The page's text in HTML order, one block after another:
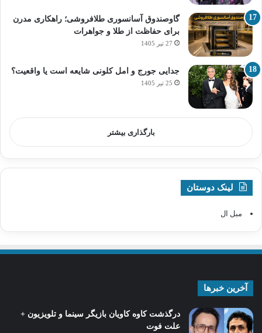
گاوصندوق آسانسوری طلافروشی؛ راهکاری مدرن
برای حفاظت از طلا و جواهرات
27 تیر 1405
جدایی جورج و امل کلونی شایعه است یا واقعیت؟
25 تیر 1405
بارگذاری بیشتر
لینک دوستان
مبل ال
آخرین خبرها
درگذشت کاوه کاویان بازیگر سینما و تلویزیون +
علت فوت